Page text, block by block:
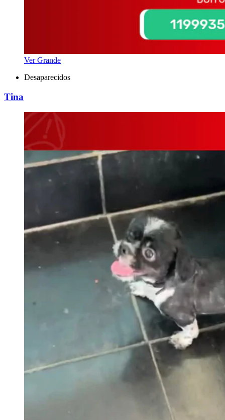
Ver Grande
Desaparecidos
Tina